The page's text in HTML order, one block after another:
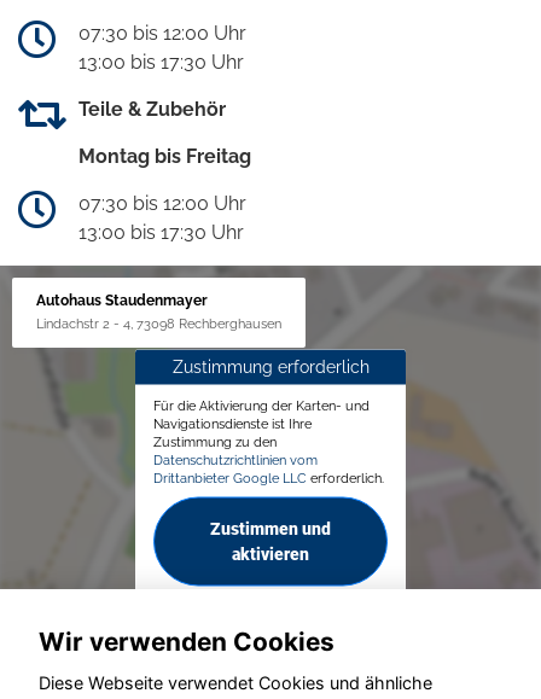
07:30 bis 12:00 Uhr
13:00 bis 17:30 Uhr
Teile & Zubehör
Montag bis Freitag
07:30 bis 12:00 Uhr
13:00 bis 17:30 Uhr
Autohaus Staudenmayer
Lindachstr 2 - 4, 73098 Rechberghausen
Zustimmung erforderlich
Für die Aktivierung der Karten- und
Navigationsdienste ist Ihre
Zustimmung zu den
Datenschutzrichtlinien vom
Drittanbieter Google LLC erforderlich.
Zustimmen und
aktivieren
Wir verwenden Cookies
Diese Webseite verwendet Cookies und ähnliche